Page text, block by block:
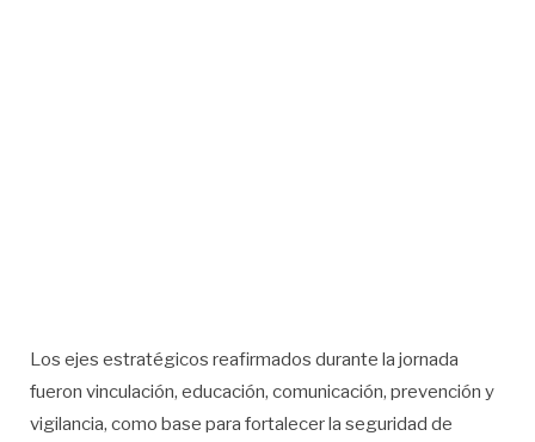
Los ejes estratégicos reafirmados durante la jornada
fueron vinculación, educación, comunicación, prevención y
vigilancia, como base para fortalecer la seguridad de